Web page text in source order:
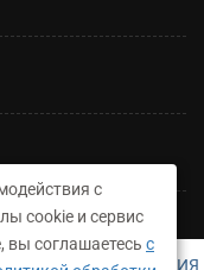
с
cookie и сервис
вы соглашаетесьс
КОНСУЛЬТАЦИЯ